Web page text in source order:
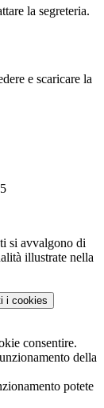
la segreteria.
e scaricare la
si avvalgono di
illustrate nella
i cookies
consentire.
della
potete